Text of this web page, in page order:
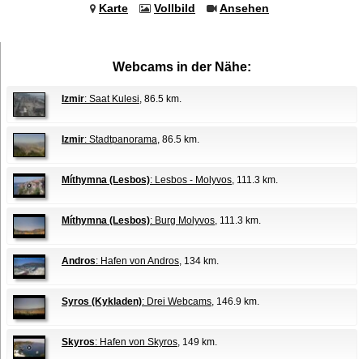
Karte Vollbild Ansehen
Webcams in der Nähe:
Izmir: Saat Kulesi , 86.5 km.
Izmir: Stadtpanorama , 86.5 km.
Míthymna (Lesbos): Lesbos - Molyvos , 111.3 km.
Míthymna (Lesbos): Burg Molyvos , 111.3 km.
Andros: Hafen von Andros , 134 km.
Syros (Kykladen): Drei Webcams , 146.9 km.
Skyros: Hafen von Skyros , 149 km.